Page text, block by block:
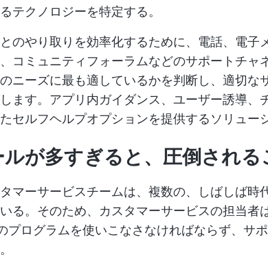
テクノロジーを特定する。
のやり取りを効率化するために、電話、電子
コミュニティフォーラムなどのサポートチャ
ニーズに最も適しているかを判断し、適切な
ます。アプリ内ガイダンス、ユーザー誘導、
セルフヘルプオプションを提供するソリュー
が多すぎると、圧倒される
マーサービスチームは、複数の、しばしば時
る。そのため、カスタマーサービスの担当者
プログラムを使いこなさなければならず、サ